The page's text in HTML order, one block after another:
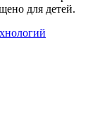
для детей.